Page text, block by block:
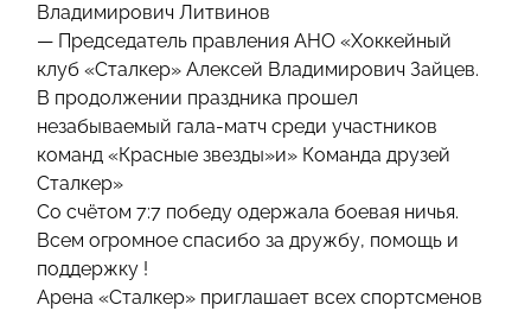
Владимирович Литвинов
— Председатель правления АНО «Хоккейный
клуб «Сталкер» Алексей Владимирович Зайцев.
В продолжении праздника прошел
незабываемый гала-матч среди участников
команд «Красные звезды»и» Команда друзей
Сталкер»
Со счётом 7:7 победу одержала боевая ничья.
Всем огромное спасибо за дружбу, помощь и
поддержку !
Арена «Сталкер» приглашает всех спортсменов